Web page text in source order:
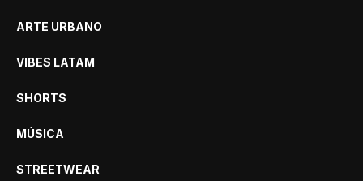
ARTE URBANO
VIBES LATAM
SHORTS
MÚSICA
STREETWEAR